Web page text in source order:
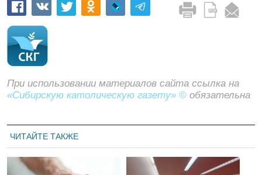
При использовании материалов сайта ссылка на
«Сибирскую католическую газету» © обязательна
ЧИТАЙТЕ ТАКЖЕ